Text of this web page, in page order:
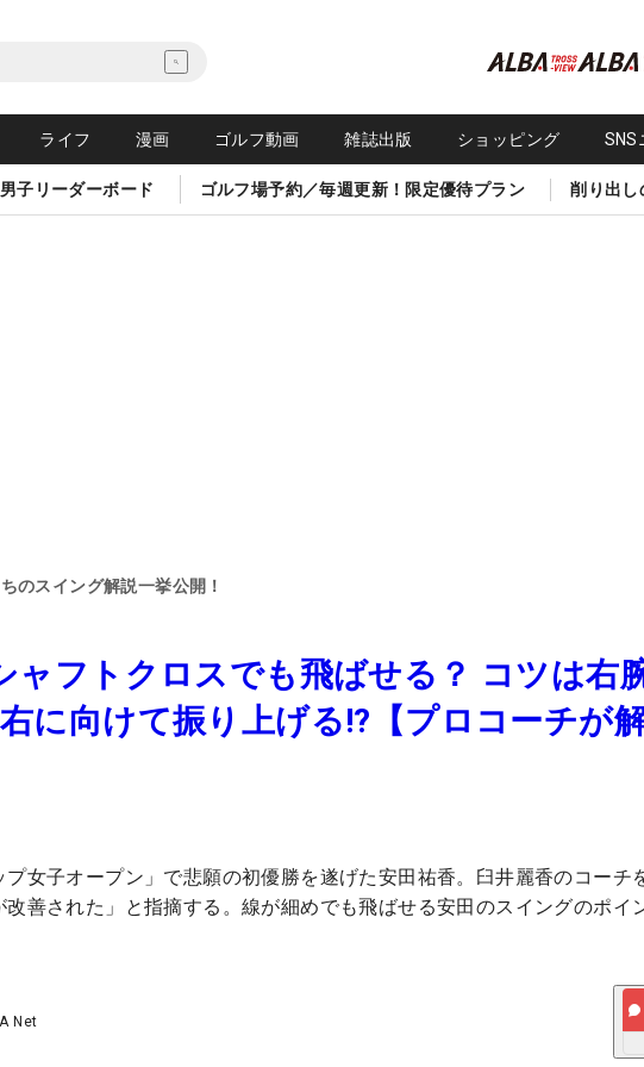
ライフ 漫画 ゴルフ動画 雑誌出版 ショッピング SNS
子リーダーボード ゴルフ場予約／毎週更新！限定優待プラン 削り出し
のスイング解説一挙公開！
ャフトクロスでも飛ばせる？ コツは右
に向けて振り上げる!?【プロコーチが
女子オープン」で悲願の初優勝を遂げた安田祐香。臼井麗香のコーチ
善された」と指摘する。線が細めでも飛ばせる安田のスイングのポイ
Net